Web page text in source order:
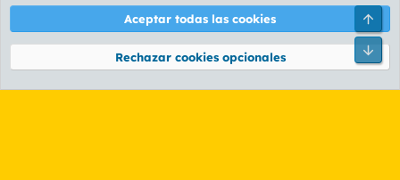
Términos y reglas Política de privacidad Ayuda
Community platform by XenForo® © 2010-2026 XenForo Ltd.
Aceptar todas las cookies
Rechazar cookies opcionales
Pie